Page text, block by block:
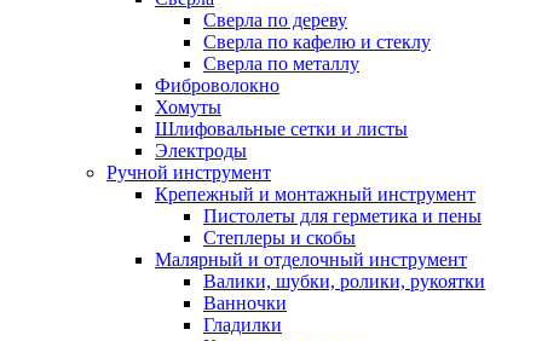
Сверла по дереву
Сверла по кафелю и стеклу
Сверла по металлу
Фиброволокно
Хомуты
Шлифовальные сетки и листы
Электроды
Ручной инструмент
Крепежный и монтажный инструмент
Пистолеты для герметика и пены
Степлеры и скобы
Малярный и отделочный инструмент
Валики, шубки, ролики, рукоятки
Ванночки
Гладилки